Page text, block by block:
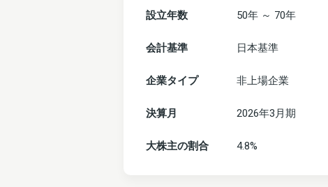
設立年数 50年 ～ 70年
会計基準 日本基準
企業タイプ 非上場企業
決算月 2026年3月期
大株主の割合 4.8%